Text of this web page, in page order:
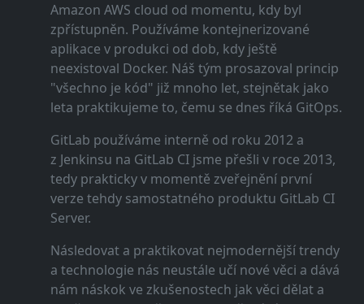
Amazon AWS cloud od momentu, kdy byl
zpřístupněn. Používáme kontejnerizované
aplikace v produkci od dob, kdy ještě
neexistoval Docker. Náš tým prosazoval princip
"všechno je kód" již mnoho let, stejnětak jako
leta praktikujeme to, čemu se dnes říká GitOps.
GitLab používáme interně od roku 2012 a
z Jenkinsu na GitLab CI jsme přešli v roce 2013,
tedy prakticky v momentě zveřejnění první
verze tehdy samostatného produktu GitLab CI
Server.
Následovat a praktikovat nejmodernější trendy
a technologie nás neustále učí nové věci a dává
nám náskok ve zkušenostech jak věci dělat a